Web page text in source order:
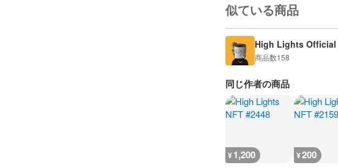
似ている商品
High Lights Official
商品数158
同じ作者の商品
¥1,200 ¥200